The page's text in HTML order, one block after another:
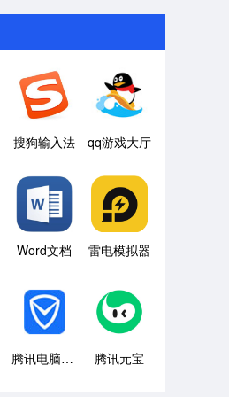
搜狗输入法 qq游戏大厅
Word文档 雷电模拟器
腾讯电脑管家 腾讯元宝